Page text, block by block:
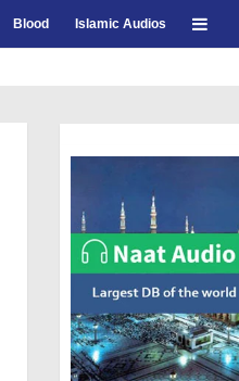
Blood Islamic Audios